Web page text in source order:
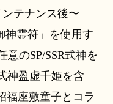
テナンス後〜
神霊符」を使用す
意のSP/SSR式神を
神盈虚千姫を含
福座敷童子とコラ